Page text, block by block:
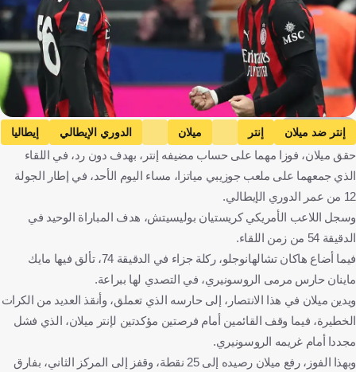
Getty Images
إنتر ضد ميلان إنتر ميلان الدوري الإيطالي
إيطاليا
كرة قدم
حقق ميلان، فوزا مهما على حساب مضيفه إنتر، بهدف دون رد، في اللقاء
الذي جمعهما على ملعب جوزيبي مياتزا، مساء اليوم الأحد، في إطار الجولة
12 من عمر الدوري الإيطالي.
وسجل اللاعب الأمريكي كريستيان بوليسيتش، هدف المباراة الوحيد في
الدقيقة 54 من زمن اللقاء.
فيما أضاع هاكان تشالهانوجلو، ركلة جزاء في الدقيقة 74، تألق فيها مايك
ماينان حارس مرمى الروسونيري، في التصدي لها ببراعة.
ويدين ميلان في هذا الانتصار، إلى حارسه الذي تعملق، وأنقذ العديد من الكرات
الخطيرة، فيما وقف القائمين أمام فرصتين مؤكدتين لإنتر ميلان، الذي فشل
مجددا أمام غريمه الروسونيري.
وبهذا الفوز، رفع ميلان رصيده إلى 25 نقطة، وقفز إلى المركز الثاني، بفارق